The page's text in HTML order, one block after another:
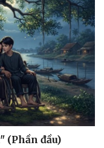
(Phần đầu)